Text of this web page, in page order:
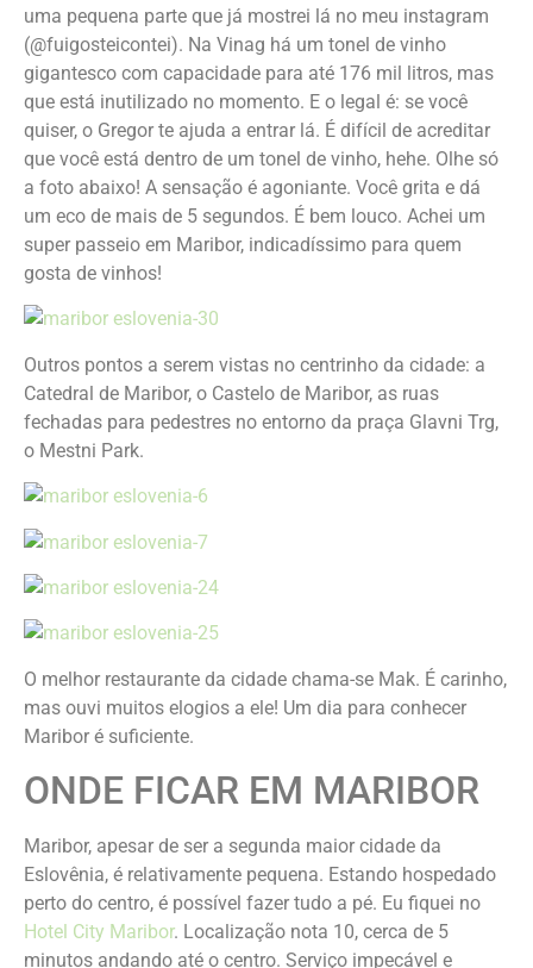
uma pequena parte que já mostrei lá no meu instagram
(@fuigosteicontei). Na Vinag há um tonel de vinho
gigantesco com capacidade para até 176 mil litros, mas
que está inutilizado no momento. E o legal é: se você
quiser, o Gregor te ajuda a entrar lá. É difícil de acreditar
que você está dentro de um tonel de vinho, hehe. Olhe só
a foto abaixo! A sensação é agoniante. Você grita e dá
um eco de mais de 5 segundos. É bem louco. Achei um
super passeio em Maribor, indicadíssimo para quem
gosta de vinhos!
Outros pontos a serem vistas no centrinho da cidade: a
Catedral de Maribor, o Castelo de Maribor, as ruas
fechadas para pedestres no entorno da praça Glavni Trg,
o Mestni Park.
O melhor restaurante da cidade chama-se Mak. É carinho,
mas ouvi muitos elogios a ele! Um dia para conhecer
Maribor é suficiente.
ONDE FICAR EM MARIBOR
Maribor, apesar de ser a segunda maior cidade da
Eslovênia, é relativamente pequena. Estando hospedado
perto do centro, é possível fazer tudo a pé. Eu fiquei no
Hotel City Maribor. Localização nota 10, cerca de 5
minutos andando até o centro. Serviço impecável e